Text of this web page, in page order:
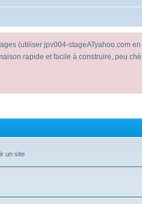
(utiliser jpv004-stageATyahoo.com
rapide et facile à construire, peu
un site